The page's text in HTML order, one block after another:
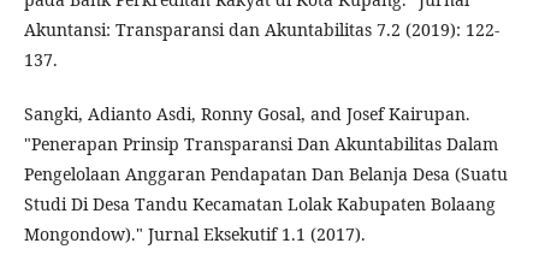
Akuntansi: Transparansi dan Akuntabilitas 7.2 (2019): 122-
137.
Sangki, Adianto Asdi, Ronny Gosal, and Josef Kairupan.
"Penerapan Prinsip Transparansi Dan Akuntabilitas Dalam
Pengelolaan Anggaran Pendapatan Dan Belanja Desa (Suatu
Studi Di Desa Tandu Kecamatan Lolak Kabupaten Bolaang
Mongondow)." Jurnal Eksekutif 1.1 (2017).